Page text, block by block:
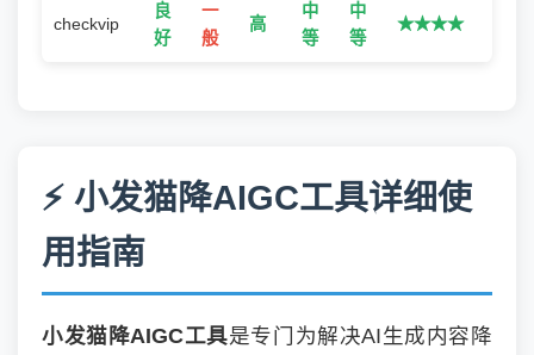
checkvip
良
好
一
般
高
中
等
中
等
★★★★
⚡ 小发猫降AIGC工具详细使
用指南
小发猫降AIGC工具是专门为解决AI生成内容降